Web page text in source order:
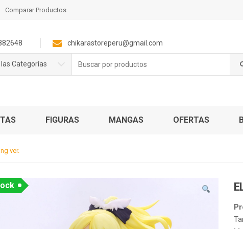
Comparar Productos
chikarastoreperu@gmail.com
Categorías
por:
FIGURAS MANGAS OFERTAS
ver.